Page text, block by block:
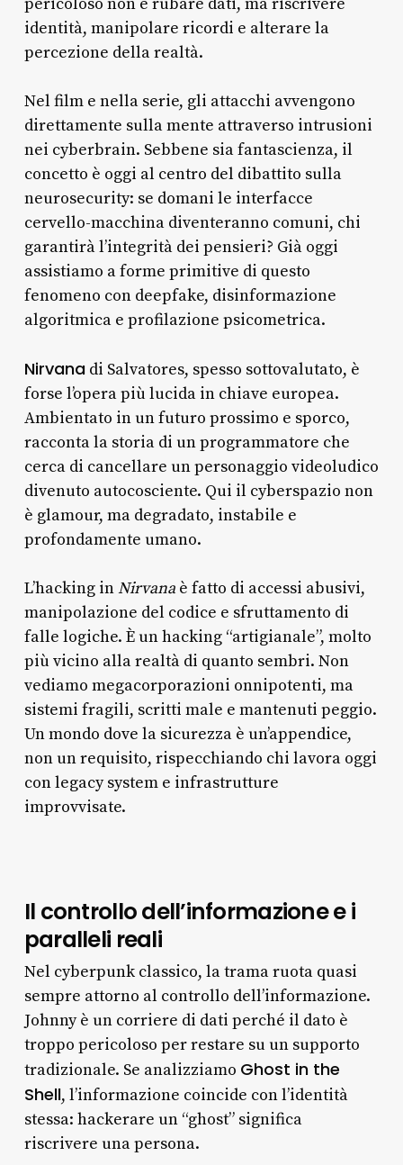
identità, manipolare ricordi e alterare la
percezione della realtà.
Nel film e nella serie, gli attacchi avvengono
direttamente sulla mente attraverso intrusioni
nei cyberbrain. Sebbene sia fantascienza, il
concetto è oggi al centro del dibattito sulla
neurosecurity: se domani le interfacce
cervello-macchina diventeranno comuni, chi
garantirà l’integrità dei pensieri? Già oggi
assistiamo a forme primitive di questo
fenomeno con deepfake, disinformazione
algoritmica e profilazione psicometrica.
Nirvanadi Salvatores, spesso sottovalutato, è
forse l’opera più lucida in chiave europea.
Ambientato in un futuro prossimo e sporco,
racconta la storia di un programmatore che
cerca di cancellare un personaggio videoludico
divenuto autocosciente. Qui il cyberspazio non
è glamour, ma degradato, instabile e
profondamente umano.
L’hacking inNirvanaè fatto di accessi abusivi,
manipolazione del codice e sfruttamento di
falle logiche. È un hacking “artigianale”, molto
più vicino alla realtà di quanto sembri. Non
vediamo megacorporazioni onnipotenti, ma
sistemi fragili, scritti male e mantenuti peggio.
Un mondo dove la sicurezza è un’appendice,
non un requisito, rispecchiando chi lavora oggi
con legacy system e infrastrutture
improvvisate.
Il controllo dell’informazione e i
paralleli reali
Nel cyberpunk classico, la trama ruota quasi
sempre attorno al controllo dell’informazione.
Johnny è un corriere di dati perché il dato è
troppo pericoloso per restare su un supporto
tradizionale. Se analizziamo Ghost in the
Shell, l’informazione coincide con l’identità
stessa: hackerare un “ghost” significa
riscrivere una persona.